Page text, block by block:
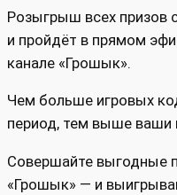
Розыгрыш всех призов
и пройдёт в прямом
канале «Грошык».
Чем больше игровых
период, тем выше ваши
Совершайте выгодные
«Грошык» — и